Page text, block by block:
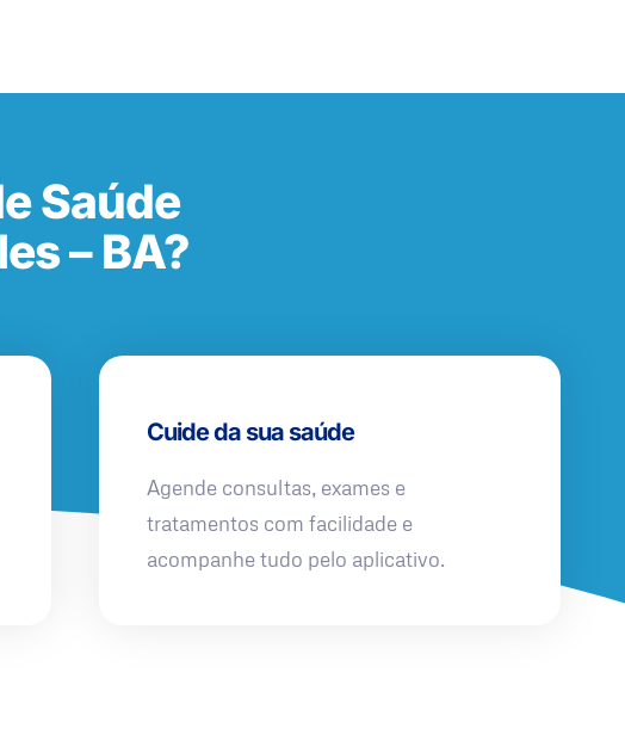
Saúde
– BA?
Cuide da sua saúde
Agende consultas, exames e
tratamentos com facilidade e
acompanhe tudo pelo aplicativo.